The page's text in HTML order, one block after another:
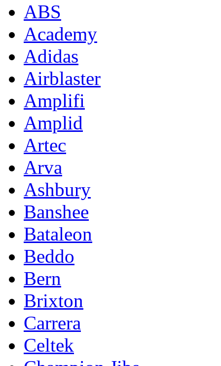
ABS
Academy
Adidas
Airblaster
Amplifi
Amplid
Artec
Arva
Ashbury
Banshee
Bataleon
Beddo
Bern
Brixton
Carrera
Celtek